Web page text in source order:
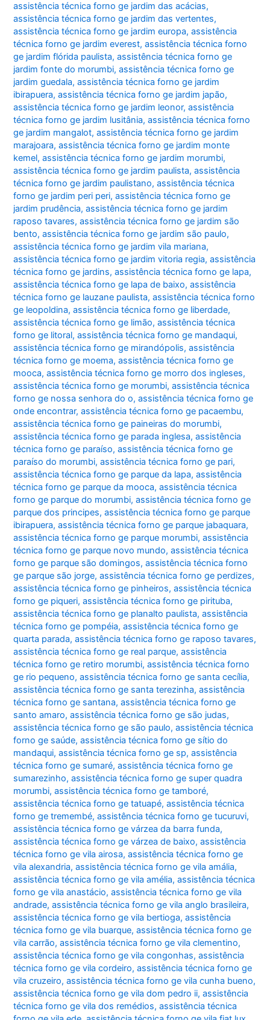
assistência técnica forno ge jardim das acácias,
assistência técnica forno ge jardim das vertentes,
assistência técnica forno ge jardim europa,assistência
técnica forno ge jardim everest,assistência técnica forno
ge jardim flórida paulista,assistência técnica forno ge
jardim fonte do morumbi,assistência técnica forno ge
jardim guedala,assistência técnica forno ge jardim
ibirapuera,assistência técnica forno ge jardim japão,
assistência técnica forno ge jardim leonor,assistência
técnica forno ge jardim lusitânia,assistência técnica forno
ge jardim mangalot,assistência técnica forno ge jardim
marajoara,assistência técnica forno ge jardim monte
kemel,assistência técnica forno ge jardim morumbi,
assistência técnica forno ge jardim paulista,assistência
técnica forno ge jardim paulistano,assistência técnica
forno ge jardim peri peri,assistência técnica forno ge
jardim prudência,assistência técnica forno ge jardim
raposo tavares,assistência técnica forno ge jardim são
bento,assistência técnica forno ge jardim são paulo,
assistência técnica forno ge jardim vila mariana,
assistência técnica forno ge jardim vitoria regia,assistência
técnica forno ge jardins,assistência técnica forno ge lapa,
assistência técnica forno ge lapa de baixo,assistência
técnica forno ge lauzane paulista,assistência técnica forno
ge leopoldina,assistência técnica forno ge liberdade,
assistência técnica forno ge limão,assistência técnica
forno ge litoral,assistência técnica forno ge mandaqui,
assistência técnica forno ge mirandópolis,assistência
técnica forno ge moema,assistência técnica forno ge
mooca,assistência técnica forno ge morro dos ingleses,
assistência técnica forno ge morumbi,assistência técnica
forno ge nossa senhora do o,assistência técnica forno ge
onde encontrar,assistência técnica forno ge pacaembu,
assistência técnica forno ge paineiras do morumbi,
assistência técnica forno ge parada inglesa,assistência
técnica forno ge paraíso,assistência técnica forno ge
paraíso do morumbi,assistência técnica forno ge pari,
assistência técnica forno ge parque da lapa,assistência
técnica forno ge parque da mooca,assistência técnica
forno ge parque do morumbi,assistência técnica forno ge
parque dos principes,assistência técnica forno ge parque
ibirapuera,assistência técnica forno ge parque jabaquara,
assistência técnica forno ge parque morumbi,assistência
técnica forno ge parque novo mundo,assistência técnica
forno ge parque são domingos,assistência técnica forno
ge parque são jorge,assistência técnica forno ge perdizes,
assistência técnica forno ge pinheiros,assistência técnica
forno ge piqueri,assistência técnica forno ge pirituba,
assistência técnica forno ge planalto paulista,assistência
técnica forno ge pompéia,assistência técnica forno ge
quarta parada,assistência técnica forno ge raposo tavares,
assistência técnica forno ge real parque,assistência
técnica forno ge retiro morumbi,assistência técnica forno
ge rio pequeno,assistência técnica forno ge santa cecília,
assistência técnica forno ge santa terezinha,assistência
técnica forno ge santana,assistência técnica forno ge
santo amaro,assistência técnica forno ge são judas,
assistência técnica forno ge são paulo,assistência técnica
forno ge saúde,assistência técnica forno ge sítio do
mandaqui,assistência técnica forno ge sp,assistência
técnica forno ge sumaré,assistência técnica forno ge
sumarezinho,assistência técnica forno ge super quadra
morumbi,assistência técnica forno ge tamboré,
assistência técnica forno ge tatuapé,assistência técnica
forno ge tremembé,assistência técnica forno ge tucuruvi,
assistência técnica forno ge várzea da barra funda,
assistência técnica forno ge várzea de baixo,assistência
técnica forno ge vila airosa,assistência técnica forno ge
vila alexandria,assistência técnica forno ge vila amália,
assistência técnica forno ge vila amélia,assistência técnica
forno ge vila anastácio,assistência técnica forno ge vila
andrade,assistência técnica forno ge vila anglo brasileira,
assistência técnica forno ge vila bertioga,assistência
técnica forno ge vila buarque,assistência técnica forno ge
vila carrão,assistência técnica forno ge vila clementino,
assistência técnica forno ge vila congonhas,assistência
técnica forno ge vila cordeiro,assistência técnica forno ge
vila cruzeiro,assistência técnica forno ge vila cunha bueno,
assistência técnica forno ge vila dom pedro ii,assistência
técnica forno ge vila dos remédios,assistência técnica